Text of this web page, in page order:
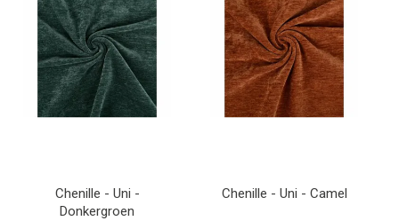
Chenille - Uni -
Donkergroen
Chenille - Uni - Camel